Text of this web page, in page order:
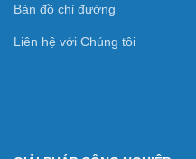
Bản đồ chỉ đường
Liên hệ với Chúng tôi